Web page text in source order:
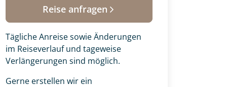
Reise anfragen
Tägliche Anreise sowie Änderungen
im Reiseverlauf und tageweise
Verlängerungen sind möglich.
Gerne erstellen wir ein